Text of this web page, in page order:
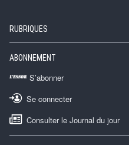
RUBRIQUES
ABONNEMENT
S’abonner
Se connecter
Consulter le Journal du jour